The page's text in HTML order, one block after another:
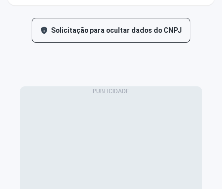
Solicitação para ocultar dados do CNPJ